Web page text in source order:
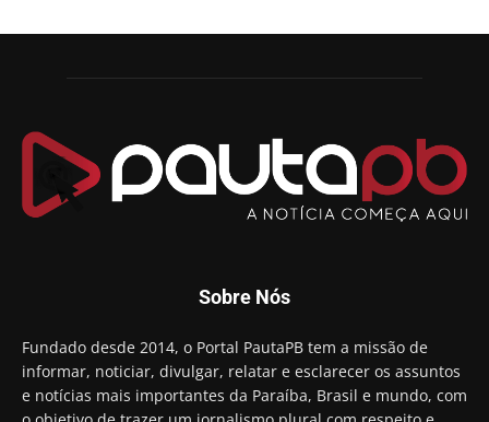
candidatura a governador da Paraíba
Chapa dos sonhos: Cícero agradece a Galdino,
Arthur Lira parabeniza Karla Pimentel por sua
reeleição em Conde
00:23
Aguinaldo Ribeiro destaca apoio do PP a Hugo
preso e faz vídeo na cadeia
Hugo Motta retira projeto que permitia bancos
"confiscar" dinheiro de clientes
01:49
Descaso da gestão Panta deixa crianças e
Sobre Nós
Fundado desde 2014, o Portal PautaPB tem a missão de
informar, noticiar, divulgar, relatar e esclarecer os assuntos
e notícias mais importantes da Paraíba, Brasil e mundo, com